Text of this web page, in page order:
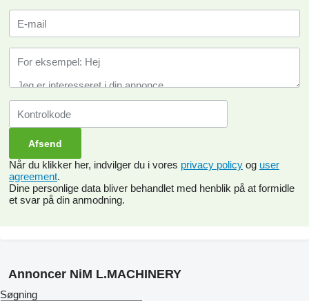
Når du klikker her, indvilger du i vores privacy policy og user
agreement.
Dine personlige data bliver behandlet med henblik på at formidle
et svar på din anmodning.
Annoncer NiM L.MACHINERY
Søgning